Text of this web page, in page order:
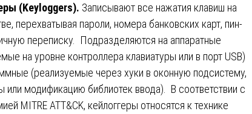
(Keyloggers). Записывают все нажатия клавиш на
перехватывая пароли, номера банковских карт, пин-
переписку. Подразделяются на аппаратные
на уровне контроллера клавиатуры или в порт USB)
(реализуемые через хуки в оконную подсистему,
или модификацию библиотек ввода). В соответствии с
MITRE ATT&CK, кейлоггеры относятся к технике